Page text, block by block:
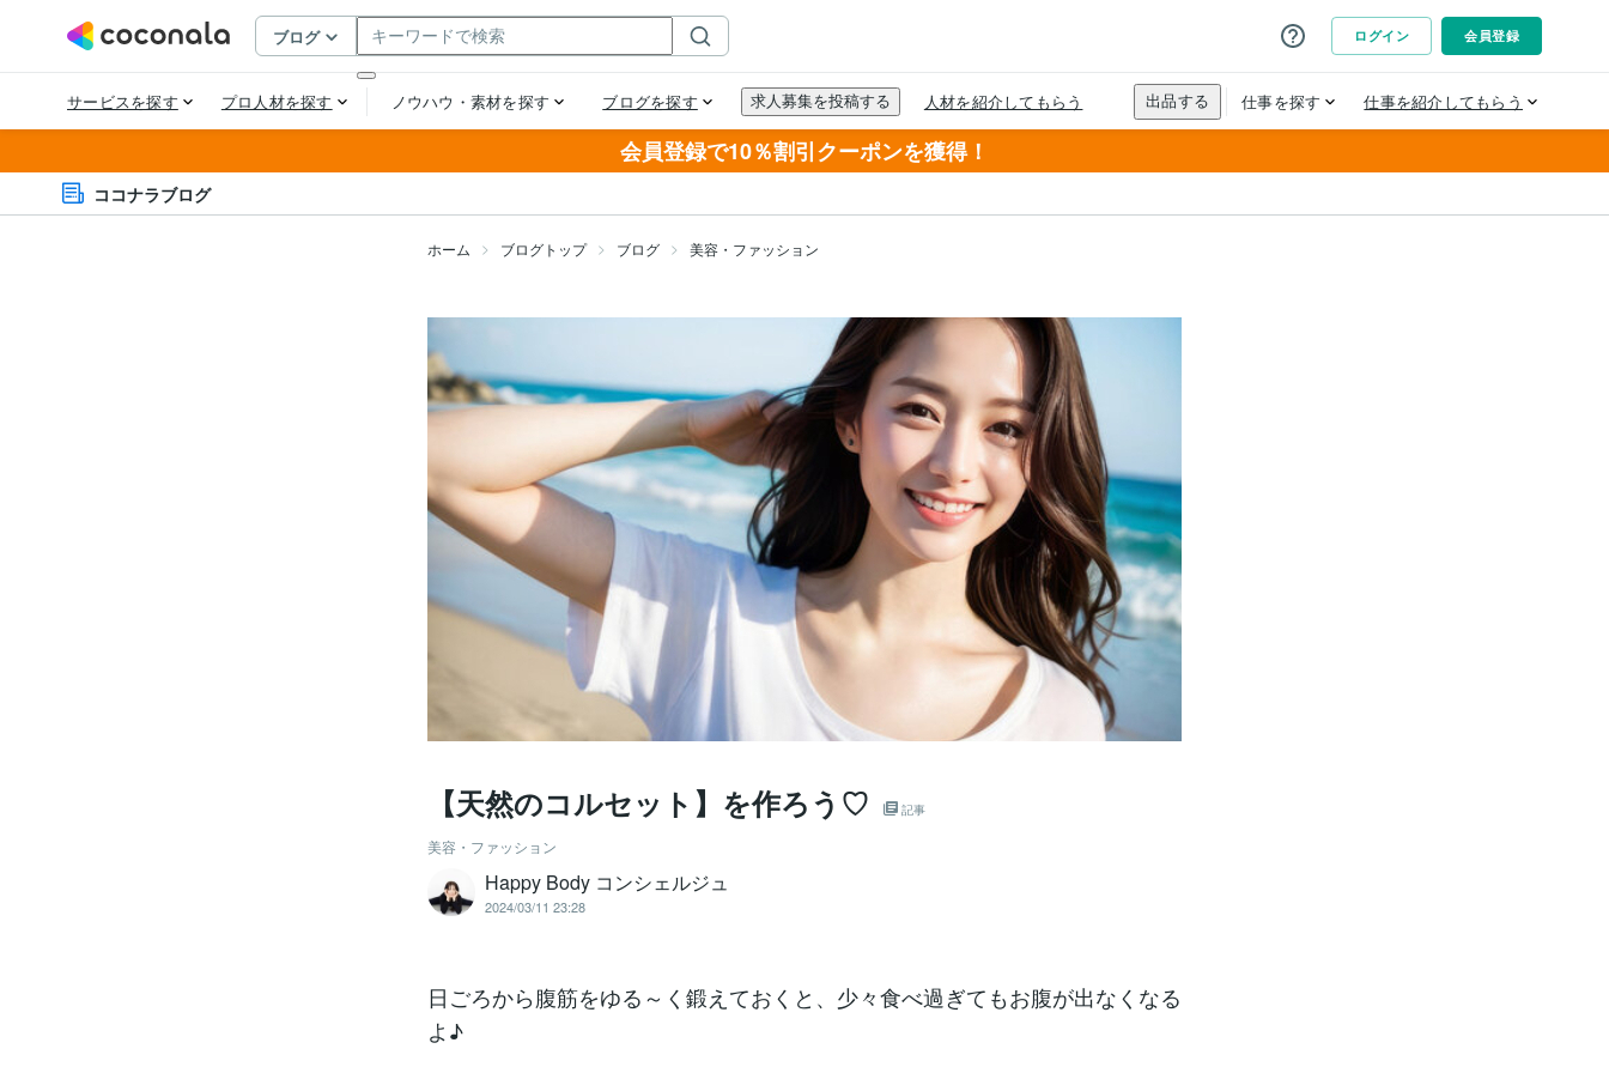
会員登録で10％割引クーポンを獲得！
ココナラブログ
ホーム ブログトップ ブログ 美容・ファッション
【天然のコルセット】を作ろう♡ 記事
美容・ファッション
Happy Body コンシェルジュ
2024/03/11 23:28
日ごろから腹筋をゆる～く鍛えておくと、少々食べ過ぎてもお腹が出なくなる
よ♪